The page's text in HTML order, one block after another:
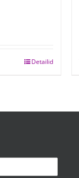
Detailid